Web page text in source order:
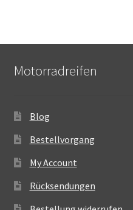
Motorradreifen
Blog
Bestellvorgang
My Account
Rücksendungen